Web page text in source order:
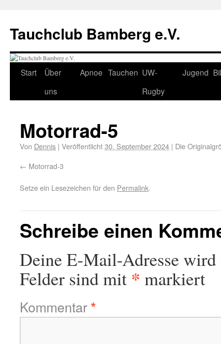
Tauchclub Bamberg e.V.
Start
Über
uns
Apnoe Tauchen UW-
Rugby
Jugend
Motorrad-5
Von Dennis | Veröffentlicht30. September 2024 | Die
Motorrad-3
Setze ein Lesezeichen für den Permalink.
Schreibe einen
Deine E-Mail-Adresse
Felder sind mit * markiert
Kommentar*